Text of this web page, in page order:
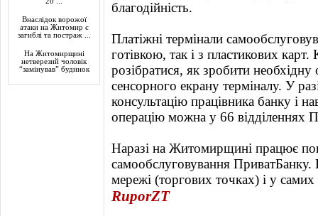
Внаслідок ворожої
атаки на Житомир є
загиблі та постраж ...
На Житомирщині
нетверезий чоловік
“замінував” будинок
благодійність.
Платіжні термінали
готівкою, так і з пластикових
розібратися, як зробити
сенсорного екрану терміналу. У
консультацію працівника банку і
операцію можна у 66
Наразі на Житомирщині працює
самообслуговування
мережі (торгових точках) і у
RuporZT